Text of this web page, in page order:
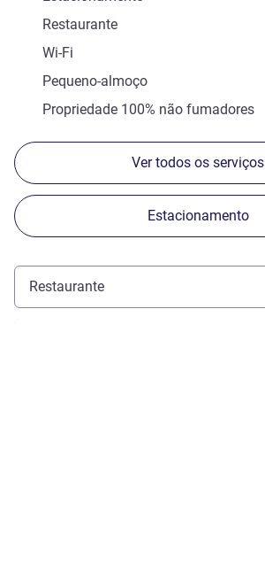
Restaurante
Wi-Fi
Pequeno-almoço
Propriedade 100% não fumadores
Ver todos os serviços
Estacionamento
Restaurante